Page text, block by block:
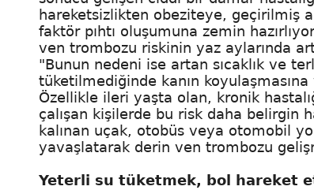
hareketsizlikten obeziteye, geçirilmiş
faktör pıhtı oluşumuna zemin
ven trombozu riskinin yaz aylarında
"Bunun nedeni ise artan sıcaklık ve
tüketilmediğinde kanın
Özellikle ileri yaşta olan, kronik
çalışan kişilerde bu risk daha belirgin
kalınan uçak, otobüs veya otomobil
yavaşlatarak derin ven trombozu
Yeterli su tüketmek, bol hareket